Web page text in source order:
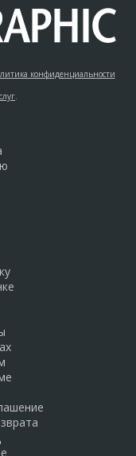
конфиденциальности